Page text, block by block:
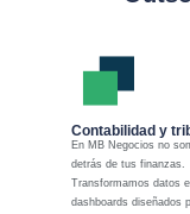
Contabilidad y
En MB Negocios no
detrás de tus finanzas.
Transformamos datos
dashboards diseñados